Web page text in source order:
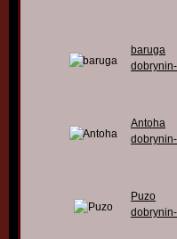
baruga
Antoha
Puzo